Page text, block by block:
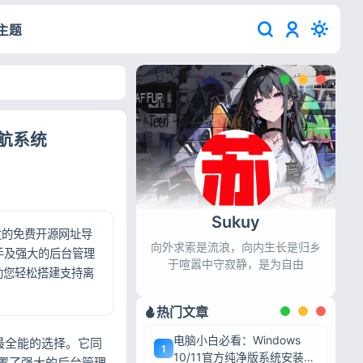
题
系统
免费开源网址导
强大的后台管理
轻松搭建支持离
能的选择。它同
Sukuy
向外求索是流浪，向内生长是归乡
于喧嚣中守寂静，是为自由
热门文章
1
电脑小白必看：Windows
10/11官方纯净版系统安装/